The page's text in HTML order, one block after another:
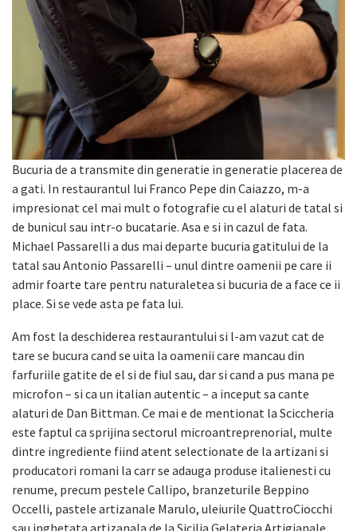
Bucuria de a transmite din generatie in generatie placerea de
a gati. In restaurantul lui Franco Pepe din Caiazzo, m-a
impresionat cel mai mult o fotografie cu el alaturi de tatal si
de bunicul sau intr-o bucatarie. Asa e si in cazul de fata.
Michael Passarelli a dus mai departe bucuria gatitului de la
tatal sau Antonio Passarelli – unul dintre oamenii pe care ii
admir foarte tare pentru naturaletea si bucuria de a face ce ii
place. Si se vede asta pe fata lui.
Am fost la deschiderea restaurantului si l-am vazut cat de
tare se bucura cand se uita la oamenii care mancau din
farfuriile gatite de el si de fiul sau, dar si cand a pus mana pe
microfon – si ca un italian autentic – a inceput sa cante
alaturi de Dan Bittman. Ce mai e de mentionat la Sciccheria
este faptul ca sprijina sectorul microantreprenorial, multe
dintre ingrediente fiind atent selectionate de la artizani si
producatori romani la carr se adauga produse italienesti cu
renume, precum pestele Callipo, branzeturile Beppino
Occelli, pastele artizanale Marulo, uleiurile QuattroCiocchi
sau inghetata artizanala de la Sicilia Gelateria Artigianale.